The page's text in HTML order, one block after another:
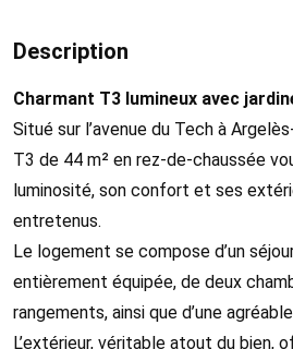
Description
Charmant T3 lumineux avec
Situé sur l’avenue du Tech à
T3 de 44 m² en rez-de-chaussée
luminosité, son confort et ses
entretenus.
Le logement se compose d’un
entièrement équipée, de deux
rangements, ainsi que d’une
L’extérieur, véritable atout du bien,